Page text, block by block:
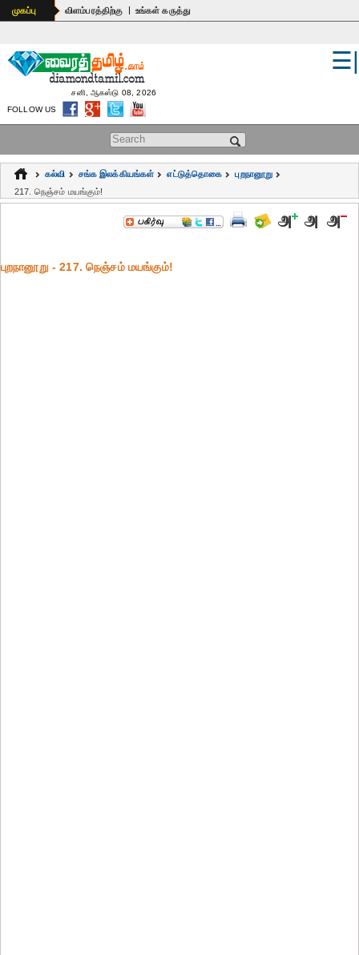
உலகம்
பொதுஅறிவு
கல்வி
ஆன்மிகம்
முகப்பு விளம்பரத்திற்கு | உங்கள் கருத்து
Search form
☰|
சனி, ஆகஸ்டு 08, 2026
FOLLOW US
கல்வி சங்க இலக்கியங்கள் எட்டுத்தொகை
புறநானூறு
217. நெஞ்சம் மயங்கும்!
புறநானூறு - 217. நெஞ்சம் மயங்கும்!